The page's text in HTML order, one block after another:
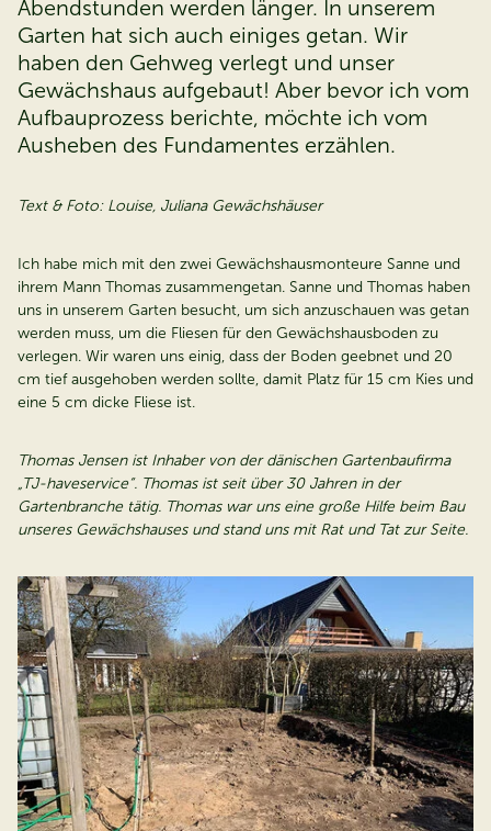
Abendstunden werden länger. In unserem
Garten hat sich auch einiges getan. Wir
haben den Gehweg verlegt und unser
Gewächshaus aufgebaut! Aber bevor ich vom
Aufbauprozess berichte, möchte ich vom
Ausheben des Fundamentes erzählen.
Text & Foto: Louise, Juliana Gewächshäuser
Ich habe mich mit den zwei Gewächshausmonteure Sanne und
ihrem Mann Thomas zusammengetan. Sanne und Thomas haben
uns in unserem Garten besucht, um sich anzuschauen was getan
werden muss, um die Fliesen für den Gewächshausboden zu
verlegen. Wir waren uns einig, dass der Boden geebnet und 20
cm tief ausgehoben werden sollte, damit Platz für 15 cm Kies und
eine 5 cm dicke Fliese ist.
Thomas Jensen ist Inhaber von der dänischen Gartenbaufirma
„TJ-haveservice“. Thomas ist seit über 30 Jahren in der
Gartenbranche tätig. Thomas war uns eine große Hilfe beim Bau
unseres Gewächshauses und stand uns mit Rat und Tat zur Seite.